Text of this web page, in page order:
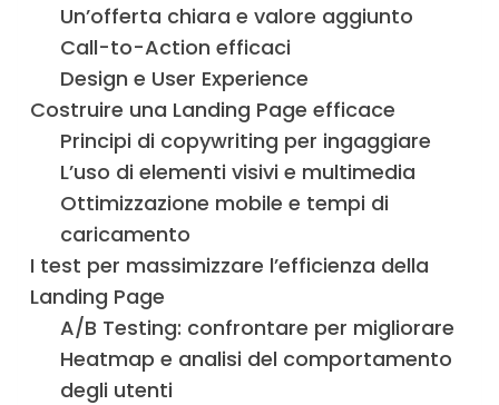
Un’offerta chiara e valore aggiunto
Call-to-Action efficaci
Design e User Experience
Costruire una Landing Page efficace
Principi di copywriting per ingaggiare
L’uso di elementi visivi e multimedia
Ottimizzazione mobile e tempi di
caricamento
I test per massimizzare l’efficienza della
Landing Page
A/B Testing: confrontare per migliorare
Heatmap e analisi del comportamento
degli utenti